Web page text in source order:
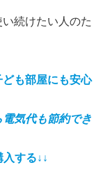
続けたい人のた
も部屋にも安心
気代も節約でき
する↓↓